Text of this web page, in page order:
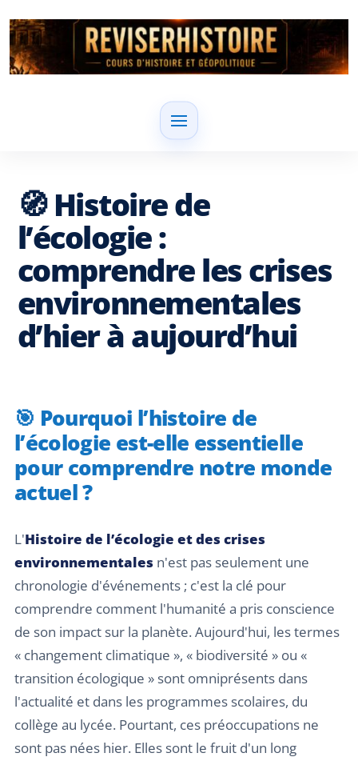
🧭 Histoire de
l’écologie :
comprendre les crises
environnementales
d’hier à aujourd’hui
🎯 Pourquoi l’histoire de
l’écologie est-elle essentielle
pour comprendre notre monde
actuel ?
L'Histoire de l’écologie et des crises
environnementales n'est pas seulement une
chronologie d'événements ; c'est la clé pour
comprendre comment l'humanité a pris conscience
de son impact sur la planète. Aujourd'hui, les termes
« changement climatique », « biodiversité » ou «
transition écologique » sont omniprésents dans
l'actualité et dans les programmes scolaires, du
collège au lycée. Pourtant, ces préoccupations ne
sont pas nées hier. Elles sont le fruit d'un long